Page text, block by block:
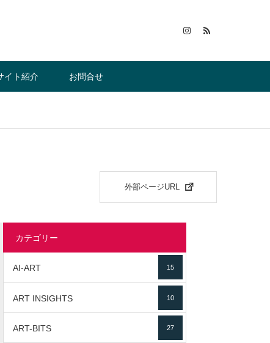
イト紹介 お問合せ
外部ページURL
カテゴリー
AI-ART 15
ART INSIGHTS 10
ART-BITS 27